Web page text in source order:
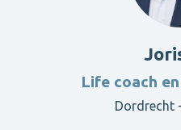
Life coach
Dordrecht